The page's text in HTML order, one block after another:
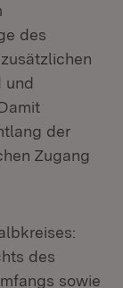
des
und
der
Zugang
des
sowie